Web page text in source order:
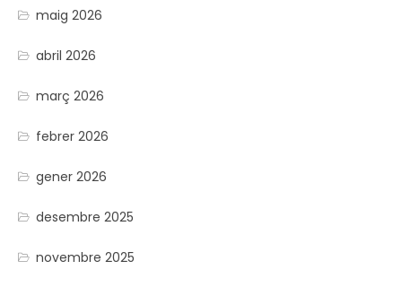
maig 2026
abril 2026
març 2026
febrer 2026
gener 2026
desembre 2025
novembre 2025